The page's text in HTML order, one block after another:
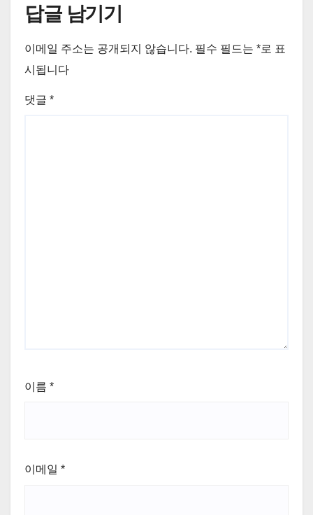
답글 남기기
이메일 주소는 공개되지 않습니다. 필수 필드는 *로 표
시됩니다
댓글 *
이름 *
이메일 *